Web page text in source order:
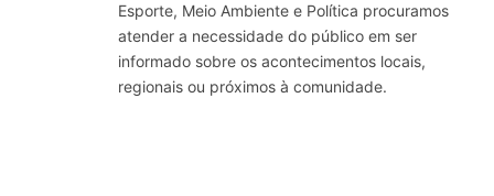
Esporte, Meio Ambiente e Política procuramos
atender a necessidade do público em ser
informado sobre os acontecimentos locais,
regionais ou próximos à comunidade.